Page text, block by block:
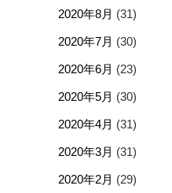
2020年8月 (31)
2020年7月 (30)
2020年6月 (23)
2020年5月 (30)
2020年4月 (31)
2020年3月 (31)
2020年2月 (29)